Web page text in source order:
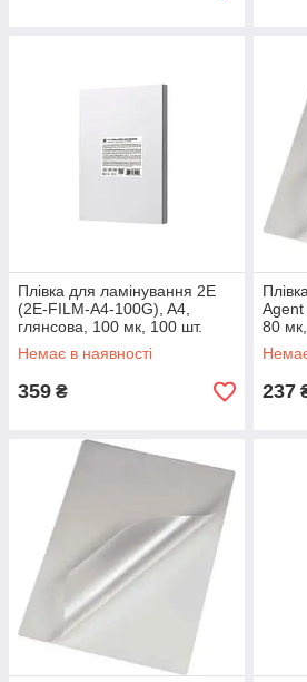
Плівка для ламінування 2E
(2E-FILM-A4-100G), A4,
глянсова, 100 мк, 100 шт.
Немає в наявності
359 ₴
Agent
80
237